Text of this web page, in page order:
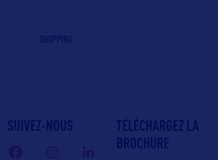
SHOPPING
SUIVEZ-NOUS
TÉLÉCHARGEZ LA
BROCHURE